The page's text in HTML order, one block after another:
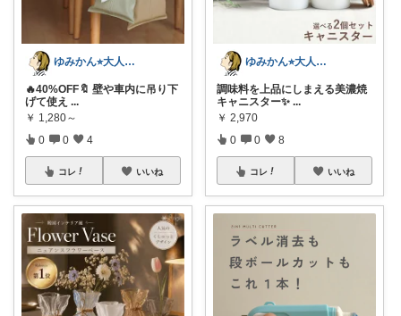
ゆみかん⭐︎大人の暮らし研究室
🔥40%OFF🔖 壁や車内に吊り下
げて使え ...
￥ 1,280～
0 0 4
コレ いいね
ゆみかん⭐︎大人の暮らし研究室
調味料を上品にしまえる美濃焼
キャニスター✨ ...
￥ 2,970
0 0 8
コレ いいね